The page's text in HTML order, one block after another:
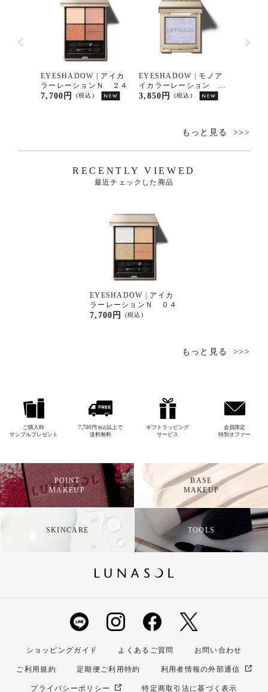
EYESHADOW | アイカ
ラーレーションＮ ２４
(税込)
7,700円
EYESHADOW | モノア
イカラーレーション Ｅ
Ｘ１８
(税込)
3,850円
もっと見る
RECENTLY VIEWED
最近チェックした商品
EYESHADOW | アイカ
ラーレーションＮ ０４
(税込)
7,700円
もっと見る
ご購入時
サンプルプレゼント
7,700円 税込 以上で
送料無料
ギフトラッピング
サービス
会員限定
特別オファー
POINT
MAKEUP
BASE
MAKEUP
SKINCARE TOOLS
ショッピングガイド よくあるご質問 お問い合わせ
ご利用規約 定期便ご利用特約 利用者情報の外部通信
プライバシーポリシー 特定商取引法に基づく表示